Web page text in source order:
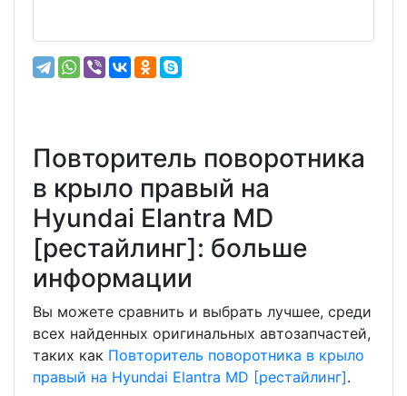
Повторитель поворотника
в крыло правый на
Hyundai Elantra MD
[рестайлинг]: больше
информации
Вы можете сравнить и выбрать лучшее, среди
всех найденных оригинальных автозапчастей,
таких как Повторитель поворотника в крыло
правый на Hyundai Elantra MD [рестайлинг].